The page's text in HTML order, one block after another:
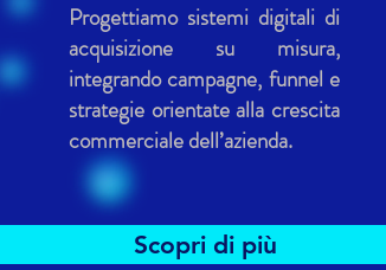
Progettiamo sistemi digitali di
acquisizione su misura,
integrando campagne, funnel e
strategie orientate alla crescita
commerciale dell’azienda.
Scopri di più